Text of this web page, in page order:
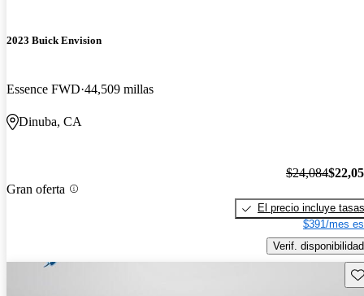
2023 Buick Envision
Essence FWD 44,509 millas
Dinuba, CA
Gran oferta
$24,084
El precio incluye tasas
$391/mes
Verif. disponibilidad